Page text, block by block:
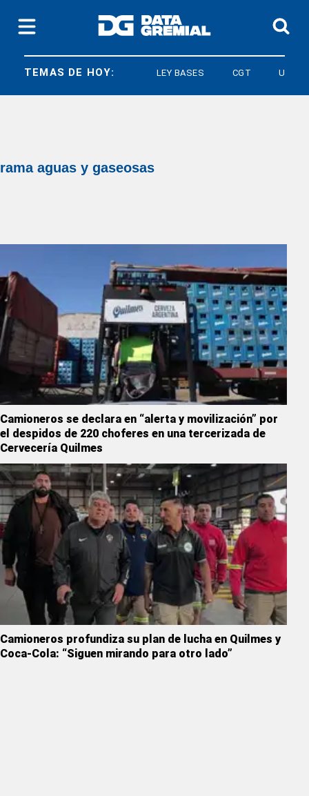
TEMAS DE HOY: LEY BASES CGT UPSRA
rama aguas y gaseosas
Camioneros se declara en “alerta y movilización” por
el despidos de 220 choferes en una tercerizada de
Cervecería Quilmes
Camioneros profundiza su plan de lucha en Quilmes y
Coca-Cola: “Siguen mirando para otro lado”